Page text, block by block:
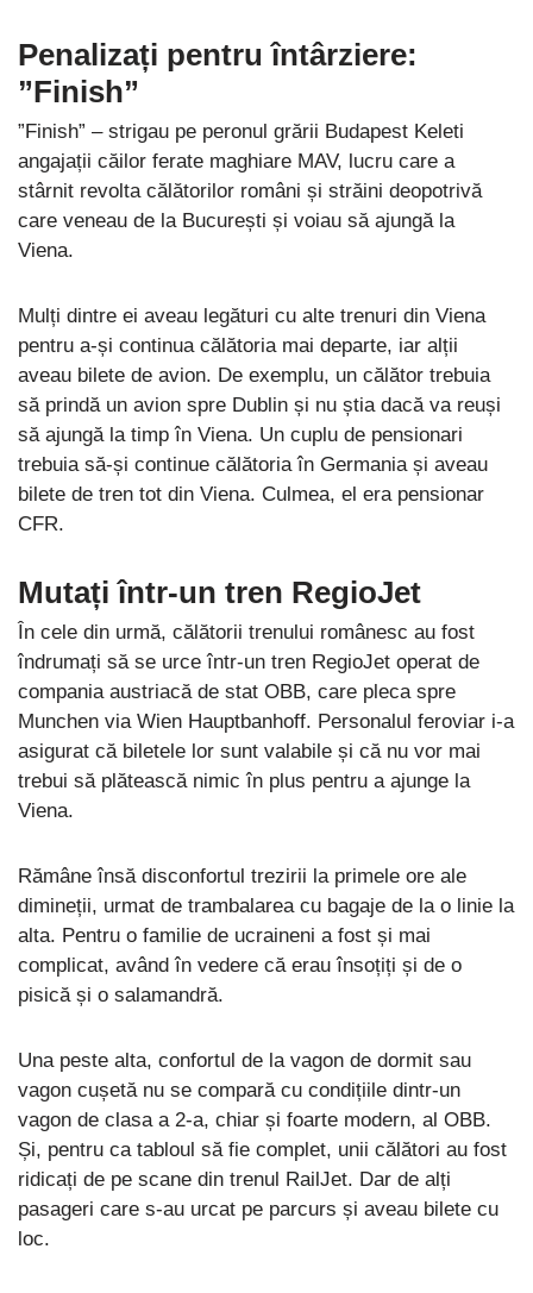
Penalizați pentru întârziere:
”Finish”
”Finish” – strigau pe peronul grării Budapest Keleti
angajații căilor ferate maghiare MAV, lucru care a
stârnit revolta călătorilor români și străini deopotrivă
care veneau de la București și voiau să ajungă la
Viena.
Mulți dintre ei aveau legături cu alte trenuri din Viena
pentru a-și continua călătoria mai departe, iar alții
aveau bilete de avion. De exemplu, un călător trebuia
să prindă un avion spre Dublin și nu știa dacă va reuși
să ajungă la timp în Viena. Un cuplu de pensionari
trebuia să-și continue călătoria în Germania și aveau
bilete de tren tot din Viena. Culmea, el era pensionar
CFR.
Mutați într-un tren RegioJet
În cele din urmă, călătorii trenului românesc au fost
îndrumați să se urce într-un tren RegioJet operat de
compania austriacă de stat OBB, care pleca spre
Munchen via Wien Hauptbanhoff. Personalul feroviar i-a
asigurat că biletele lor sunt valabile și că nu vor mai
trebui să plătească nimic în plus pentru a ajunge la
Viena.
Rămâne însă disconfortul trezirii la primele ore ale
dimineții, urmat de trambalarea cu bagaje de la o linie la
alta. Pentru o familie de ucraineni a fost și mai
complicat, având în vedere că erau însoțiți și de o
pisică și o salamandră.
Una peste alta, confortul de la vagon de dormit sau
vagon cușetă nu se compară cu condițiile dintr-un
vagon de clasa a 2-a, chiar și foarte modern, al OBB.
Și, pentru ca tabloul să fie complet, unii călători au fost
ridicați de pe scane din trenul RailJet. Dar de alți
pasageri care s-au urcat pe parcurs și aveau bilete cu
loc.